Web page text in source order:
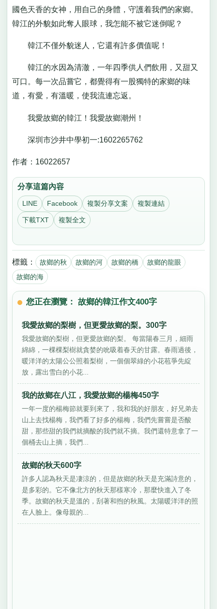
國色天香的女神，用自己的身體，守護着我們的家鄉。
韓江的外貌如此奪人眼球，我怎能不被它迷倒呢？
韓江不僅外貌迷人，它還有許多價值呢！
韓江的水因為清澈，一年四季供人們飲用，又甜又
可口。每一次品嘗它，都覺得有一股獨特的家鄉的味
道，有愛，有溫暖，使我流連忘返。
我愛故鄉的韓江！我愛故鄉潮州！
深圳市沙井中學初一:1602265762
作者：16022657
分享這篇內容
LINE Facebook 複製分享文案 複製連結
下載TXT 複製全文
標籤： 故鄉的秋 故鄉的河 故鄉的橋
故鄉的龍眼
故鄉的海
您正在瀏覽： 故鄉的韓江作文400字
我愛故鄉的梨樹，但更愛故鄉的梨。300字
我愛故鄉的梨樹，但更愛故鄉的梨。 每當陽春三月，細雨
綿綿，一棵棵梨樹就貪婪的吮吸着春天的甘露。春雨過後，
暖洋洋的太陽公公照着梨樹，一個個翠綠的小花苞爭先綻
放，露出雪白的小花...
我的故鄉在八江，我愛故鄉的楊梅450字
一年一度的楊梅節就要到來了，我和我的好朋友，好兄弟去
山上去找楊梅，我們看了好多的楊梅，我們先嘗嘗是否酸
甜，那些甜的我們就摘酸的我們就不摘。我們還特意拿了一
個桶去山上摘，我們...
故鄉的秋天600字
許多人認為秋天是凄涼的，但是故鄉的秋天是充滿詩意的，
是多彩的。它不像北方的秋天那樣寒冷，那麼快進入了冬
季。故鄉的秋天是溫的，刮著和煦的秋風。太陽暖洋洋的照
在人臉上。像母親的...